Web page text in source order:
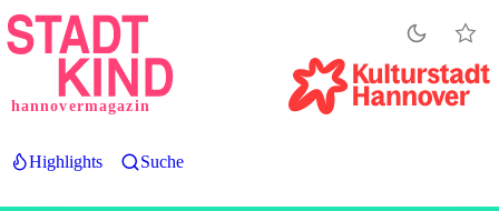
Direkt
zum
hannovermagazin
Highlights Suche